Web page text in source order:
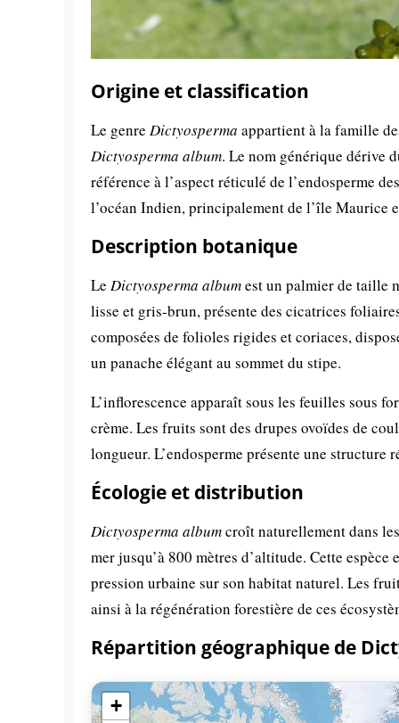
Origine et classification
Le genre Dictyosperma appartient à la famille
Dictyosperma album. Le nom générique dérive
référence à l’aspect réticulé de l’endosperme
l’océan Indien, principalement de l’île Maurice
Description botanique
Le Dictyosperma albumest un palmier de taille
lisse et gris-brun, présente des cicatrices
composées de folioles rigides et coriaces,
un panache élégant au sommet du stipe.
L’inflorescence apparaît sous les feuilles sous
crème. Les fruits sont des drupes ovoïdes de
longueur. L’endosperme présente une
Écologie et distribution
Dictyosperma albumcroît naturellement dans
mer jusqu’à 800 mètres d’altitude. Cette
pression urbaine sur son habitat naturel. Les
ainsi à la régénération forestière de ces
Répartition géographique de
+